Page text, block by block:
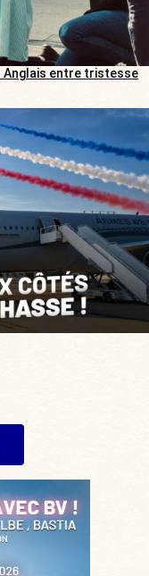
Anglais entre tristesse